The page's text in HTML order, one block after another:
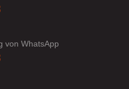
von WhatsApp